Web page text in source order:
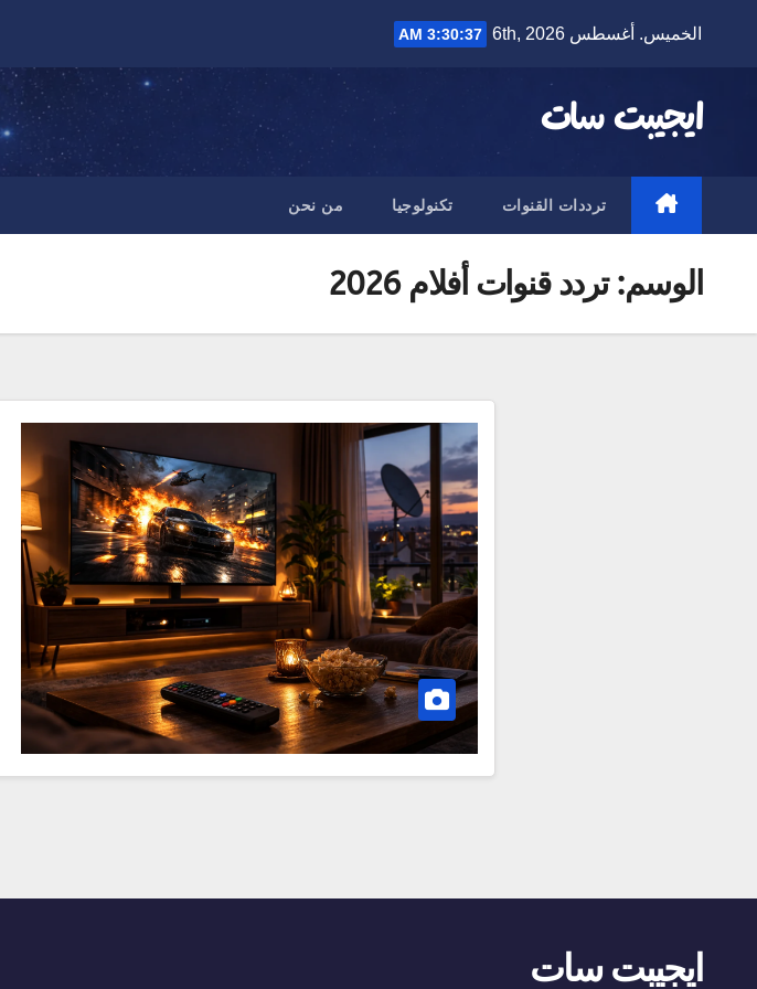
الخميس. أغسطس 6th, 2026 3:30:38 AM
ايجيبت سات
ترددات القنوات تكنولوجيا من نحن
الوسم:تردد قنوات أفلام 2026
ايجيبت سات